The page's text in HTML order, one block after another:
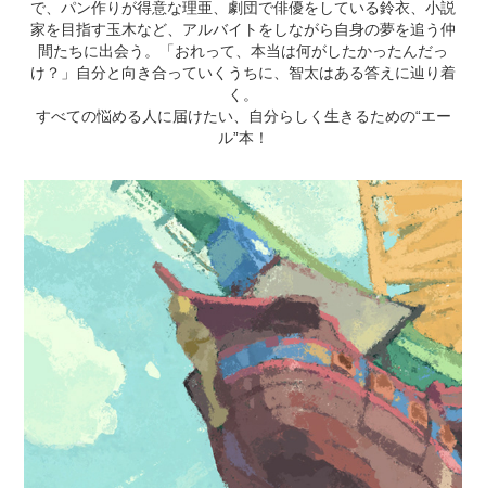
で、パン作りが得意な理亜、劇団で俳優をしている鈴衣、小説
家を目指す玉木など、アルバイトをしながら自身の夢を追う仲
間たちに出会う。「おれって、本当は何がしたかったんだっ
け？」自分と向き合っていくうちに、智太はある答えに辿り着
く。
すべての悩める人に届けたい、自分らしく生きるための“エー
ル”本！